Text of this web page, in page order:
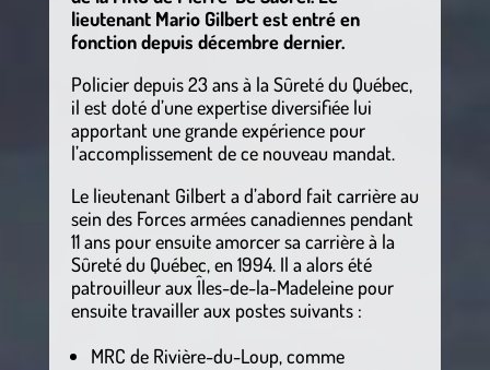
lieutenant Mario Gilbert est entré en
fonction depuis décembre dernier.
Policier depuis 23 ans à la Sûreté du Québec,
il est doté d’une expertise diversifiée lui
apportant une grande expérience pour
l’accomplissement de ce nouveau mandat.
Le lieutenant Gilbert a d’abord fait carrière au
sein des Forces armées canadiennes pendant
11 ans pour ensuite amorcer sa carrière à la
Sûreté du Québec, en 1994. Il a alors été
patrouilleur aux Îles-de-la-Madeleine pour
ensuite travailler aux postes suivants :
MRC de Rivière-du-Loup, comme